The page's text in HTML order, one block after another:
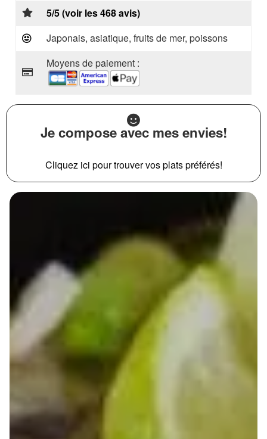
5/5 (voir les 468 avis)
Japonais, asiatique, fruits de mer, poissons
Moyens de paiement :
Je compose avec mes envies!
Cliquez ici pour trouver vos plats préférés!